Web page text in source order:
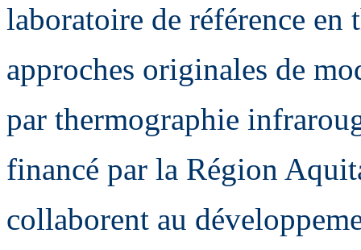
laboratoire de référence en
approches originales de
par thermographie
financé par la Région
collaborent au